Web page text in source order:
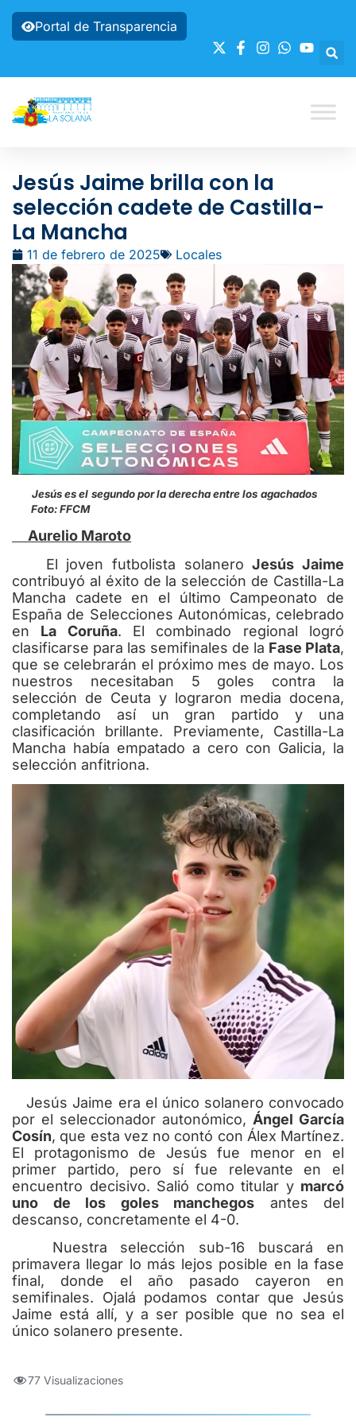
Portal de Transparencia
Jesús Jaime brilla con la
selección cadete de Castilla-
La Mancha
11 de febrero de 2025 Locales
Jesús es el segundo por la derecha entre los agachados
Foto: FFCM
Aurelio Maroto
El joven futbolista solaneroJesús Jaime
contribuyó al éxito de la selección de Castilla-La
Mancha cadete en el último Campeonato de
España de Selecciones Autonómicas, celebrado
en La Coruña. El combinado regional logró
clasificarse para las semifinales de la Fase Plata,
que se celebrarán el próximo mes de mayo. Los
nuestros necesitaban 5 goles contra la
selección de Ceuta y lograron media docena,
completando así un gran partido y una
clasificación brillante. Previamente, Castilla-La
Mancha había empatado a cero con Galicia, la
selección anfitriona.
Jesús Jaime era el único solanero convocado
por el seleccionador autonómico, Ángel García
Cosín, que esta vez no contó con Álex Martínez.
El protagonismo de Jesús fue menor en el
primer partido, pero sí fue relevante en el
encuentro decisivo. Salió como titular y marcó
uno de los goles manchegos antes del
descanso, concretamente el 4-0.
Nuestra selección sub-16 buscará en
primavera llegar lo más lejos posible en la fase
final, donde el año pasado cayeron en
semifinales. Ojalá podamos contar que Jesús
Jaime está allí, y a ser posible que no sea el
único solanero presente.
77 Visualizaciones